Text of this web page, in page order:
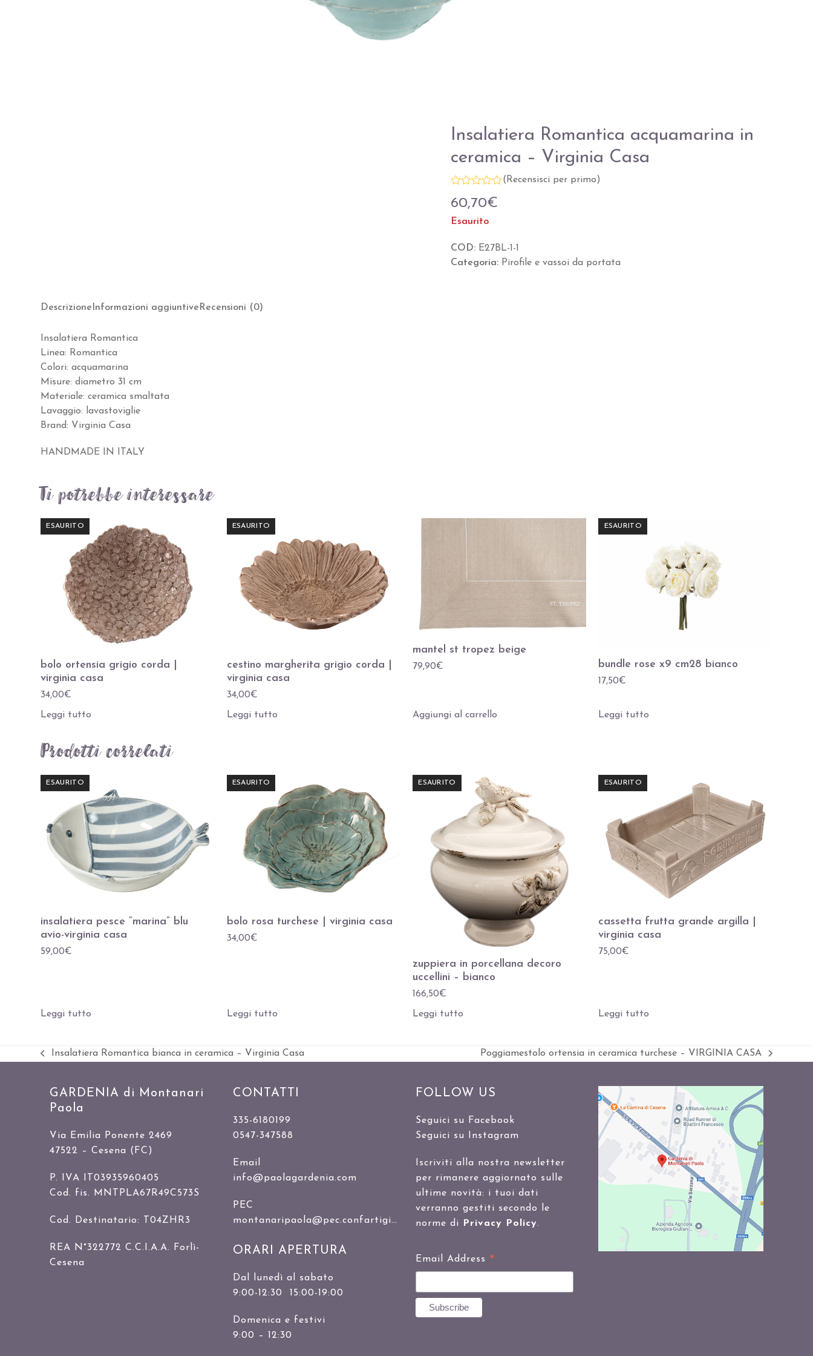
Insalatiera Romantica acquamarina in
ceramica – Virginia Casa
0
5
( Recensisci per primo)
60,70€
Esaurito
COD: E27BL-1-1
Categoria: Pirofile e vassoi da portata
Descrizione Informazioni aggiuntive Recensioni (0)
Insalatiera Romantica
Linea: Romantica
Colori: acquamarina
Misure: diametro 31 cm
Materiale: ceramica smaltata
Lavaggio: lavastoviglie
Brand: Virginia Casa
HANDMADE IN ITALY
Ti potrebbe interessare…
ESAURITO
bolo ortensia grigio corda |
virginia casa
34,00€
Leggi tutto
ESAURITO
cestino margherita grigio corda |
virginia casa
34,00€
Leggi tutto
mantel st tropez beige
79,90€
Aggiungi al carrello
ESAURITO
bundle rose x9 cm28 bianco
17,50€
Leggi tutto
Prodotti correlati
ESAURITO
insalatiera pesce “marina” blu
avio-virginia casa
59,00€
Leggi tutto
ESAURITO
bolo rosa turchese | virginia casa
34,00€
Leggi tutto
ESAURITO
zuppiera in porcellana decoro
uccellini – bianco
166,50€
Leggi tutto
ESAURITO
cassetta frutta grande argilla |
virginia casa
75,00€
Leggi tutto
Slide
Insalatiera Romantica bianca in ceramica – Virginia Casa
visualizza
Poggiamestolo ortensia in ceramica turchese – VIRGINIA CASA
GARDENIA di Montanari
Paola
Via Emilia Ponente 2469
47522 – Cesena (FC)
P. IVA IT03935960405
Cod. fis. MNTPLA67R49C573S
Cod. Destinatario: T04ZHR3
REA N°322772 C.C.I.A.A. Forlì-
Cesena
CONTATTI
335-6180199
0547-347588
Email
info@paolagardenia.com
PEC
montanaripaola@pec.confartigianato.it
ORARI APERTURA
Dal lunedì al sabato
9:00-12:30 15:00-19:00
Domenica e festivi
9:00 – 12:30
FOLLOW US
Seguici su Facebook
Seguici su Instagram
Iscriviti alla nostra newsletter
per rimanere aggiornato sulle
ultime novità: i tuoi dati
verranno gestiti secondo le
norme di Privacy Policy.
Email Address *